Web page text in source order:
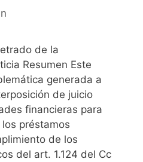
de la
Resumen Este
generada a
de juicio
financieras para
préstamos
de los
del art. 1.124 del Cc